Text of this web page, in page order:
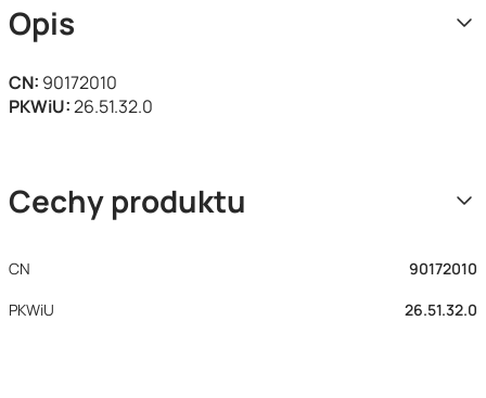
Opis
CN: 90172010
PKWiU:26.51.32.0
Cechy produktu
CN
90172010
PKWiU
26.51.32.0